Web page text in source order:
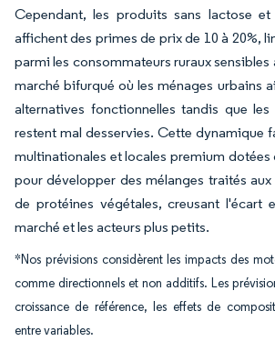
Cependant, les produits sans lactose
affichent des primes de prix de 10 à 20%,
parmi les consommateurs ruraux sensibles
marché bifurqué où les ménages urbains
alternatives fonctionnelles tandis que les
restent mal desservies. Cette dynamique
multinationales et locales premium dotées
pour développer des mélanges traités
de protéines végétales, creusant l'écart
marché et les acteurs plus petits.
*Nos prévisions considèrent les impacts des
comme directionnels et non additifs. Les
croissance de référence, les effets de
entre variables.